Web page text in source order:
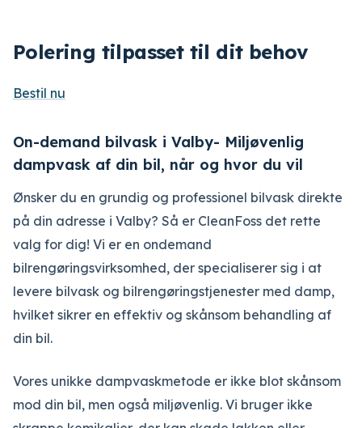
Polering tilpasset til dit behov
Bestil nu
On-demand bilvask i Valby- Miljøvenlig
dampvask af din bil, når og hvor du vil
Ønsker du en grundig og professionel bilvask direkte
på din adresse i Valby? Så er CleanFoss det rette
valg for dig! Vi er en ondemand
bilrengøringsvirksomhed, der specialiserer sig i at
levere bilvask og bilrengøringstjenester med damp,
hvilket sikrer en effektiv og skånsom behandling af
din bil.
Vores unikke dampvaskmetode er ikke blot skånsom
mod din bil, men også miljøvenlig. Vi bruger ikke